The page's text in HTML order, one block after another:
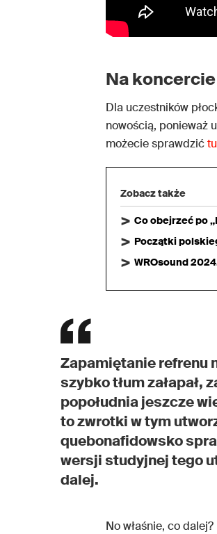
Na
Dla uczestników
nowością, ponieważ
możecie sprawdzić
Zobacz także
Co obejrzeć po
Początki
WROsound
Zapamiętanie refrenu
szybko tłum załapał,
popołudnia jeszcze
to zwrotki w tym
quebonafidowsko
wersji studyjnej tego
dalej.
No właśnie, co